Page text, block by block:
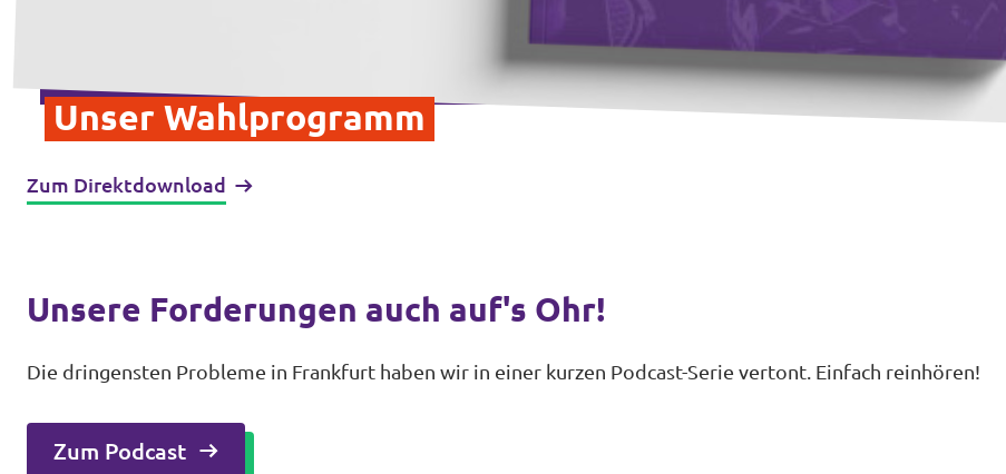
Unser Wahlprogramm
Zum Direktdownload
Unsere Forderungen auch auf's Ohr!
Die dringensten Probleme in Frankfurt haben wir in einer kurzen Podcast-Serie vertont. Einfach reinhören!
Zum Podcast